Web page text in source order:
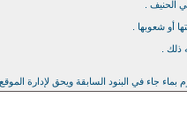
جاء في البنود السابقة ويحق لإدارة